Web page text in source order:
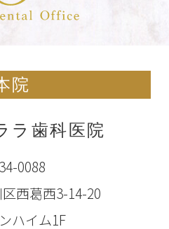
院
ラ歯科医院
0088
西葛西3-14-20
ハイム1F